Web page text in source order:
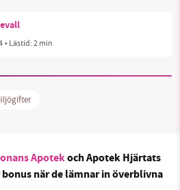
• Lästid:2 min
Apotekoch Apotek Hjärtats
när de lämnar in överblivna